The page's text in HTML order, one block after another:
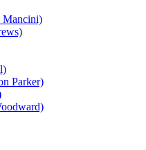
Mancini)
Parker)